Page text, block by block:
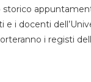
i docenti
i registi